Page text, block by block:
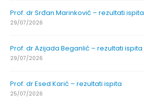
Prof. dr Srđan Marinković – rezultati ispita
29/07/2026
Prof. dr Azijada Beganlić – rezultati ispita
29/07/2026
Prof. dr Esed Karić – rezultati ispita
25/07/2026